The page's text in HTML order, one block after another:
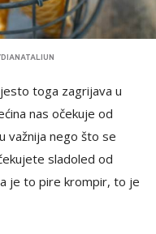
toga zagrijava u
nas očekuje od
važnija nego što se
sladoled od
je to pire krompir, to je